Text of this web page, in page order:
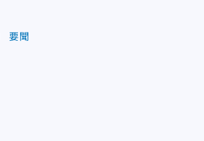
要聞